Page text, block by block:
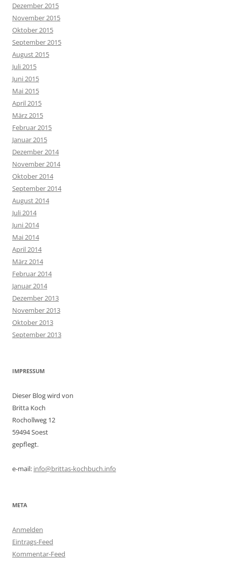
Dezember 2015
November 2015
Oktober 2015
September 2015
August 2015
Juli 2015
Juni 2015
Mai 2015
April 2015
März 2015
Februar 2015
Januar 2015
Dezember 2014
November 2014
Oktober 2014
September 2014
August 2014
Juli 2014
Juni 2014
Mai 2014
April 2014
März 2014
Februar 2014
Januar 2014
Dezember 2013
November 2013
Oktober 2013
September 2013
IMPRESSUM
Dieser Blog wird von
Britta Koch
Rochollweg 12
59494 Soest
gepflegt.
e-mail: info@brittas-kochbuch.info
META
Anmelden
Eintrags-Feed
Kommentar-Feed